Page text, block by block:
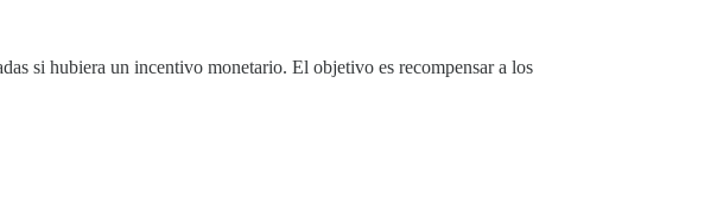
si hubiera un incentivo monetario. El objetivo es recompensar a los